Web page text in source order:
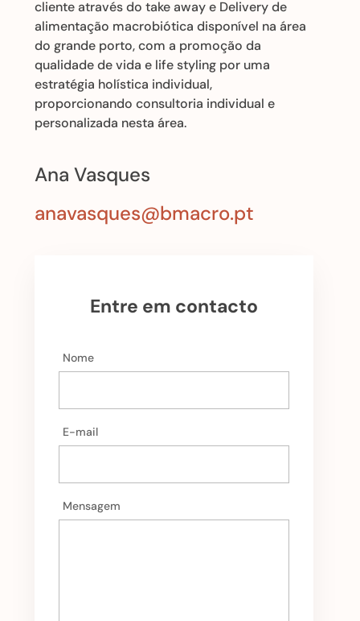
cliente através do take away e Delivery de
alimentação macrobiótica disponível na área
do grande porto, com a promoção da
qualidade de vida e life styling por uma
estratégia holística individual,
proporcionando consultoria individual e
personalizada nesta área.
Ana Vasques
anavasques@bmacro.pt
Entre em contacto
Nome
E-mail
Mensagem